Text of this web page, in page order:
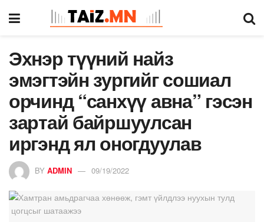
Эхнэр түүний найз
эмэгтэйн зургийг сошиал
орчинд “санхүү авна” гэсэн
зартай байршуулсан
иргэнд ял оногдуулав
BY ADMIN 09/19/2022